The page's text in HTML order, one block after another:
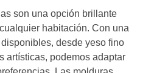
son una opción brillante
habitación. Con una
desde yeso fino
artísticas, podemos adaptar